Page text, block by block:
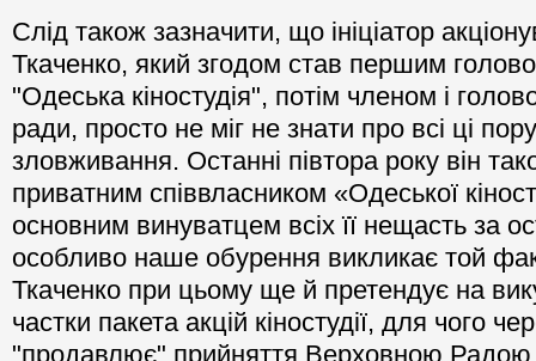
Слід також зазначити, що ініціатор
Ткаченко, який згодом став першим
"Одеська кіностудія", потім членом і
ради, просто не міг не знати про всі ці
зловживання. Останні півтора року він
приватним співвласником «Одеської
основним винуватцем всіх її нещасть за
особливо наше обурення викликає той
Ткаченко при цьому ще й претендує на
частки пакета акцій кіностудії, для чого
"продавлює" прийняття Верховною Радою